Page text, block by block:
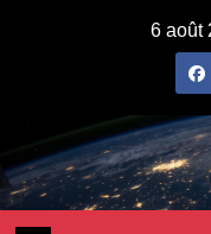
6 août